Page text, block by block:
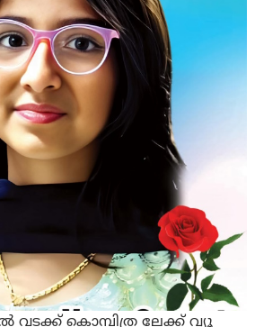
വടക്ക് കൊമ്പിത്ര ലേക്ക് വ്യൂ